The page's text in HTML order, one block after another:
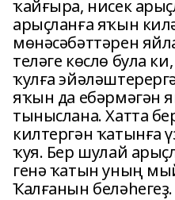
ҡайғыра, нисек
арыҫланға яҡын
мөнәсәбәттәрен
теләге көслө була
ҡулға
яҡын да ебәрмәгән
тыныслана. Хатта
килтергән ҡатынға
ҡуя. Бер шулай
генә ҡатын уның
Ҡалғанын беләһегеҙ.